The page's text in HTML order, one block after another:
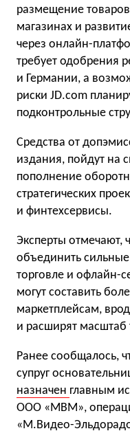
размещение
магазинах и
через онлайн-
требует одобрения
и Германии, а
риски JD.com
подконтрольные
Средства от
издания, пойдут на
пополнение
стратегических
и финтехсервисы.
Эксперты отмечают,
объединить
торговле и офлайн-
могут составить
маркетплейсам,
и расширят масштаб
Ранее сообщалось,
супруг
назначен главным
ООО «МВМ»,
«М.Видео-